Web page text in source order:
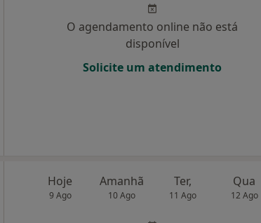
O agendamento online não está
disponível
Solicite um atendimento
Hoje
9 Ago
Amanhã
10 Ago
Ter,
11 Ago
Qua
12 Ago